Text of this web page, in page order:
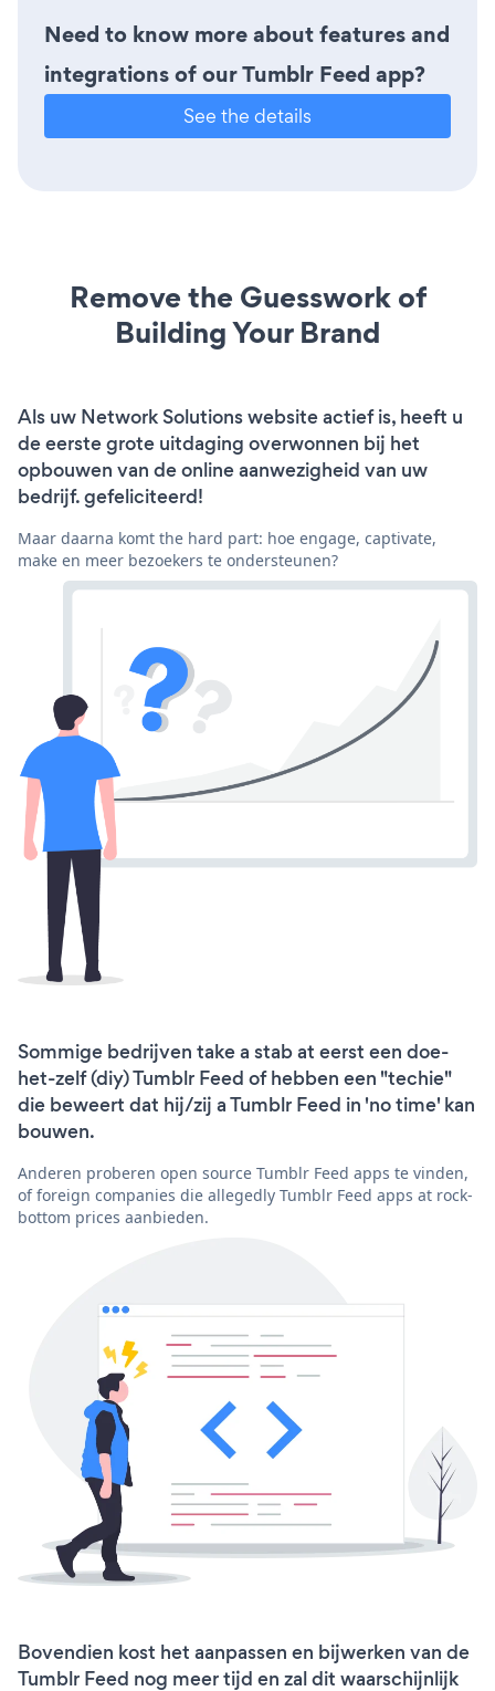
Need to know more about features and
integrations of our Tumblr Feed app?
See the details
Remove the Guesswork of
Building Your Brand
Als uw Network Solutions website actief is, heeft u
de eerste grote uitdaging overwonnen bij het
opbouwen van de online aanwezigheid van uw
bedrijf. gefeliciteerd!
Maar daarna komt the hard part: hoe engage, captivate,
make en meer bezoekers te ondersteunen?
Sommige bedrijven take a stab at eerst een doe-
het-zelf (diy) Tumblr Feed of hebben een "techie"
die beweert dat hij/zij a Tumblr Feed in 'no time' kan
bouwen.
Anderen proberen open source Tumblr Feed apps te vinden,
of foreign companies die allegedly Tumblr Feed apps at rock-
bottom prices aanbieden.
Bovendien kost het aanpassen en bijwerken van de
Tumblr Feed nog meer tijd en zal dit waarschijnlijk